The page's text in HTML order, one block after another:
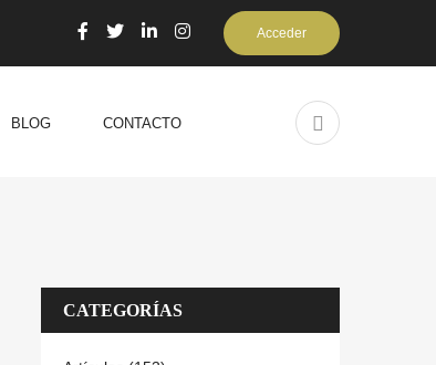
Acceder
BLOG CONTACTO
CATEGORÍAS